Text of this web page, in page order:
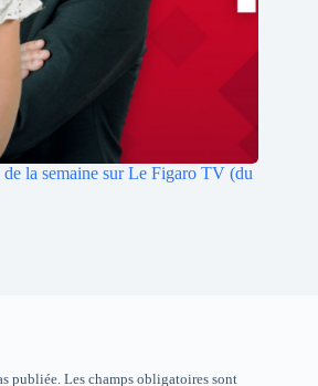
la semaine sur Le Figaro TV (du
publiée. Les champs obligatoires sont